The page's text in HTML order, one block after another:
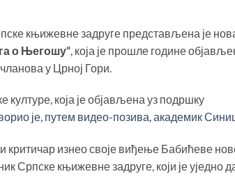
књижевне задруге представљена је
о Његошу“ , која је прошле године
у Црној Гори.
културе, која је објављена уз подршку
је, путем видео-позива, академик
критичар изнео своје виђење Бабићеве
Српске књижевне задруге, који је уједно